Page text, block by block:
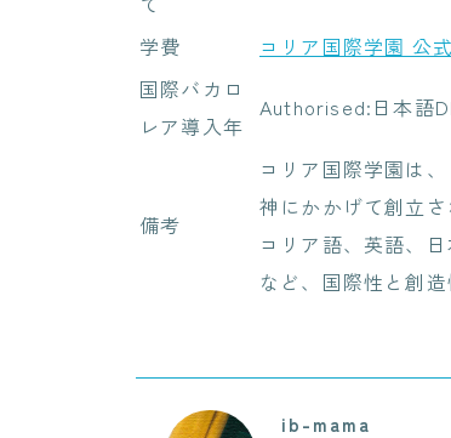
学費
コリア国際学園 公
国際バカロ
レア導入年
Authorised:日本語
備考
コリア国際学園は
神にかかげて創立さ
コリア語、英語、
など、国際性と創
ib-mama